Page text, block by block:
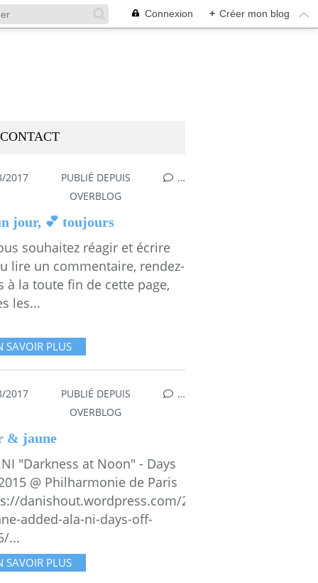
Connexion + Créer mon blog
CONTACT
2017
PUBLIÉ DEPUIS
OVERBLOG
…
jour, 💕 toujours
souhaitez réagir et écrire
lire un commentaire, rendez-
à la toute fin de cette page,
les...
SAVOIR PLUS
,ABSTRAIT ,MESGAMMES
2017
PUBLIÉ DEPUIS
OVERBLOG
…
& jaune
"Darkness at Noon" - Days
@ Philharmonie de Paris
danishout.wordpress.com/2015/07/01/ibeyi-
added-ala-ni-days-off-
...
SAVOIR PLUS